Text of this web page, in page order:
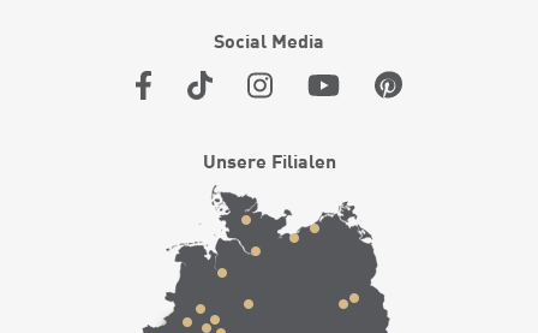
Social Media
Unsere Filialen